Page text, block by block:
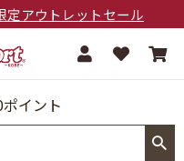
定アウトレットセール
イント